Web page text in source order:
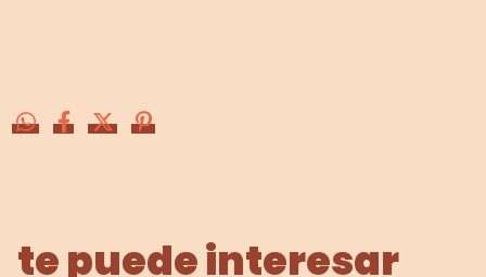
te puede interesar